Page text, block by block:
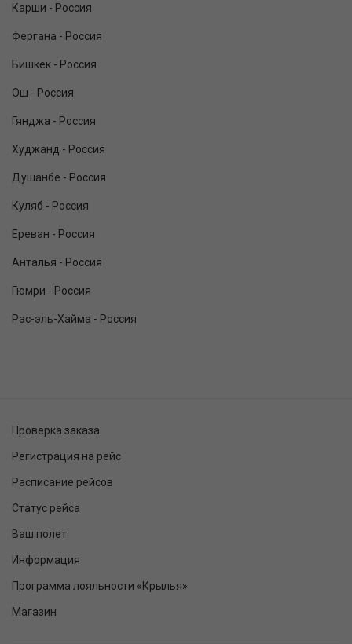
Карши - Россия
Фергана - Россия
Бишкек - Россия
Ош - Россия
Гянджа - Россия
Худжанд - Россия
Душанбе - Россия
Куляб - Россия
Ереван - Россия
Анталья - Россия
Гюмри - Россия
Рас-эль-Хайма - Россия
Проверка заказа
Регистрация на рейс
Расписание рейсов
Статус рейса
Ваш полет
Информация
Программа лояльности «Крылья»
Магазин